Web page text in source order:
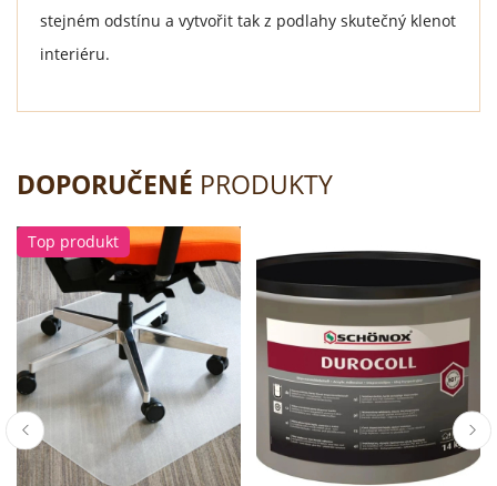
stejném odstínu a vytvořit tak z podlahy skutečný klenot
interiéru.
DOPORUČENÉ PRODUKTY
Top produkt